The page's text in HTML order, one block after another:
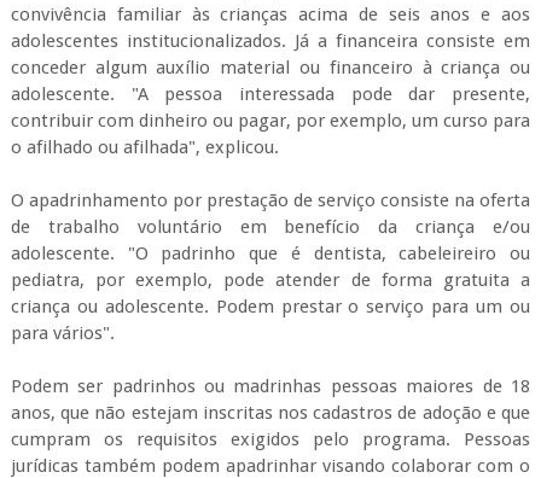
convivência familiar às crianças acima de seis anos e aos
adolescentes institucionalizados. Já a financeira consiste em
conceder algum auxílio material ou financeiro à criança ou
adolescente. "A pessoa interessada pode dar presente,
contribuir com dinheiro ou pagar, por exemplo, um curso para
o afilhado ou afilhada", explicou.
O apadrinhamento por prestação de serviço consiste na oferta
de trabalho voluntário em benefício da criança e/ou
adolescente. "O padrinho que é dentista, cabeleireiro ou
pediatra, por exemplo, pode atender de forma gratuita a
criança ou adolescente. Podem prestar o serviço para um ou
para vários".
Podem ser padrinhos ou madrinhas pessoas maiores de 18
anos, que não estejam inscritas nos cadastros de adoção e que
cumpram os requisitos exigidos pelo programa. Pessoas
jurídicas também podem apadrinhar visando colaborar com o